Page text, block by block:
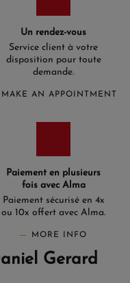
Un rendez-vous
Service client à votre
disposition pour toute
demande.
MAKE AN APPOINTMENT
Paiement en plusieurs
fois avec Alma
Paiement sécurisé en 4x
ou 10x offert avec Alma.
MORE INFO
Gerard